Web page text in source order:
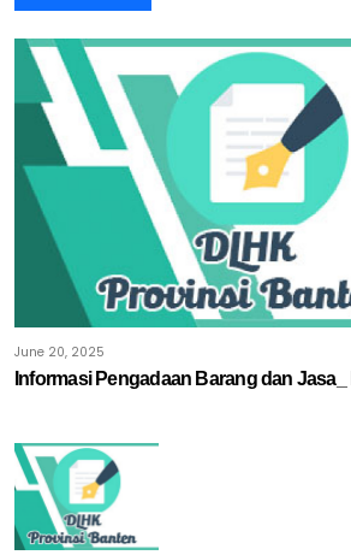
June 20, 2025
Informasi Pengadaan Barang dan Jasa_